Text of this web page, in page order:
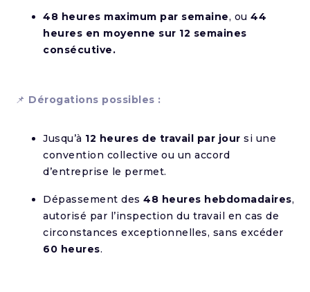
48 heures maximum par semaine, ou44
heures en moyenne sur 12 semaines
consécutive.
📌 Dérogations possibles :
Jusqu’à 12 heures de travail par jour si une
convention collective ou un accord
d’entreprise le permet.
Dépassement des48 heures hebdomadaires,
autorisé par l’inspection du travail en cas de
circonstances exceptionnelles, sans excéder
60 heures.